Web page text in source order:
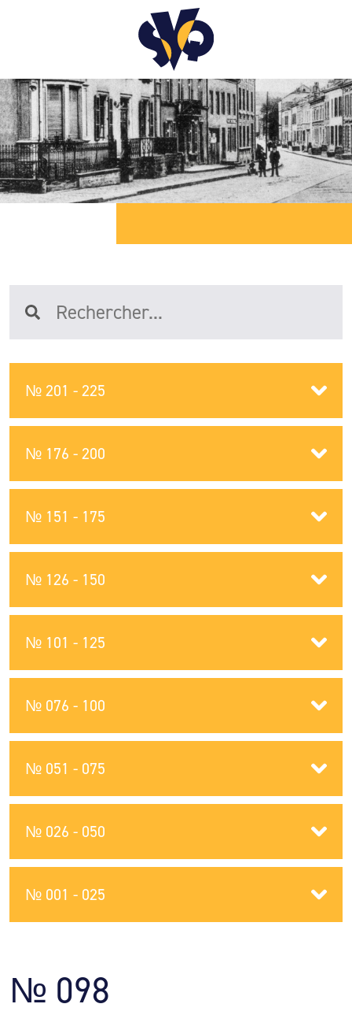
№ 001 - 025
№ 026 - 050
№ 051 - 075
№ 076 - 100
№ 101 - 125
№ 126 - 150
№ 151 - 175
№ 176 - 200
№ 201 - 225
№ 098